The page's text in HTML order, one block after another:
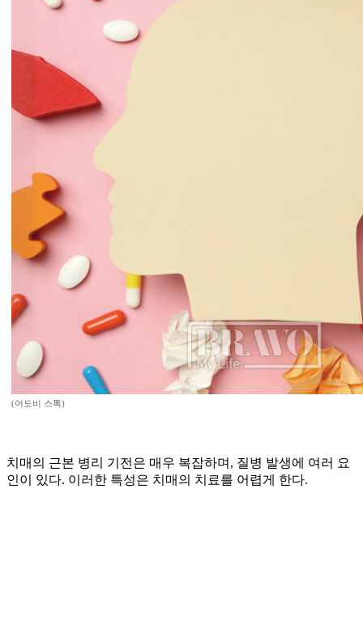
(어도비 스톡)
치매의 근본 병리 기전은 매우 복잡하며, 질병 발생에 여러 요
인이 있다. 이러한 특성은 치매의 치료를 어렵게 한다.